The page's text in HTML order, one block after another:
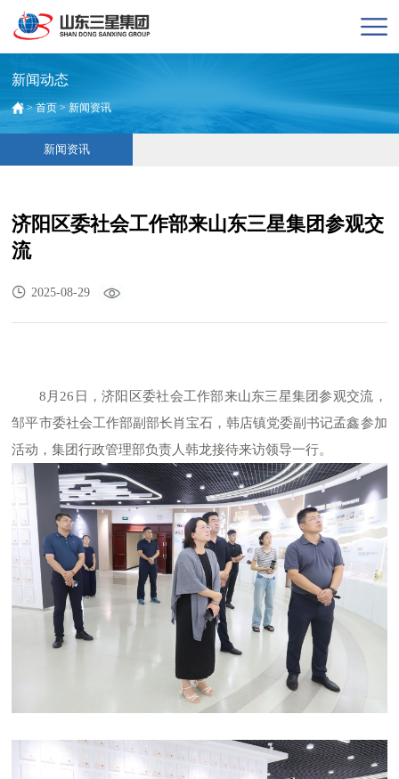
新闻动态
>首页 >新闻资讯
新闻资讯
济阳区委社会工作部来山东三星集团参观交
流
2025-08-29
8月26日，济阳区委社会工作部来山东三星集团参观交流，
邹平市委社会工作部副部长肖宝石，韩店镇党委副书记孟鑫参加
活动，集团行政管理部负责人韩龙接待来访领导一行。